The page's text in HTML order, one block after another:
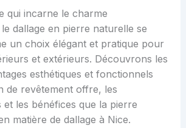
qui incarne le charme
dallage en pierre naturelle se
un choix élégant et pratique pour
et extérieurs. Découvrons les
esthétiques et fonctionnels
de revêtement offre, les
et les bénéfices que la pierre
matière de dallage à Nice.